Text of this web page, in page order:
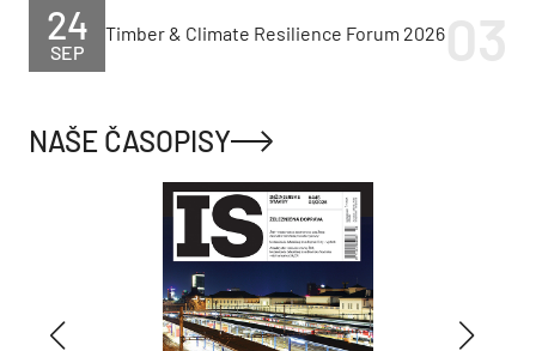
SEP
24 Timber & Climate Resilience Forum 2026
NAŠE ČASOPISY